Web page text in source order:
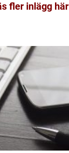
fler inlägg här